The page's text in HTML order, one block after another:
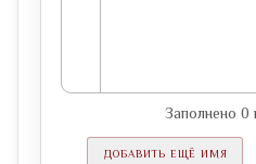
Заполнено 0
ДОБАВИТЬ ЕЩЁ ИМЯ